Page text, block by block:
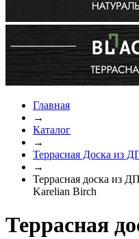
Главная
→
Каталог
→
Террасная Доска из
→
Террасная доска из
Karelian Birch
Террасная